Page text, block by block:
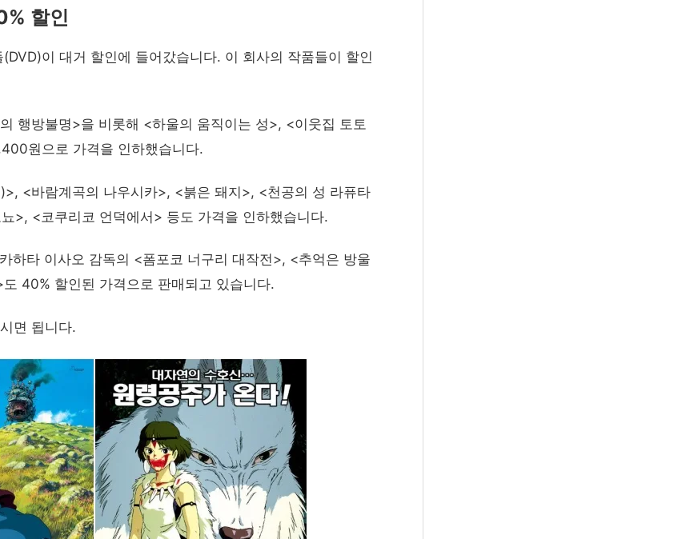
할인
(DVD)이 대거 할인에 들어갔습니다. 이 회사의 작품들이 할인
행방불명>을 비롯해 <하울의 움직이는 성>, <이웃집 토토
원으로 가격을 인하했습니다.
<바람계곡의 나우시카>, <붉은 돼지>, <천공의 성 라퓨타
>, <코쿠리코 언덕에서> 등도 가격을 인하했습니다.
하타 이사오 감독의 <폼포코 너구리 대작전>, <추억은 방울
40% 할인된 가격으로 판매되고 있습니다.
면 됩니다.